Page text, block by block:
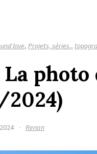
love, Projets, séries.,
2024)
· Renan